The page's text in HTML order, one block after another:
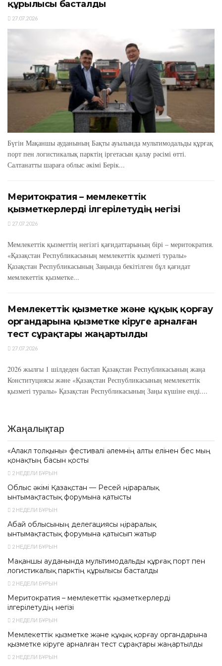
құрылысы басталды
27.07.2026
Бүгін Мақаншы ауданының Бақты ауылында мультимодальды құрғақ
порт пен логистикалық парктің іргетасын қалау рәсімі өтті.
Салтанатты шараға облыс әкімі Берік...
Меритократия – мемлекеттік
қызметкерлерді ілгерілетудің негізі
27.07.2026
Мемлекеттік қызметтің негізгі қағидаттарының бірі – меритократия.
«Қазақстан Республикасының мемлекеттік қызметі туралы»
Қазақстан Республикасының Заңында бекітілген бұл қағидат
мемлекеттік қызметке...
Мемлекеттік қызметке және құқық қорғау
органдарына қызметке кіруге арналған
тест сұрақтары жаңартылды
27.07.2026
2026 жылғы 1 шілдеден бастап Қазақстан Республикасының жаңа
Конституциясы және «Қазақстан Республикасының мемлекеттік
қызметі туралы» Қазақстан Республикасының Заңы күшіне енді....
Жаңалықтар
«Алакөл толқыны» фестивалі әлемнің алты елінен бес мың
қонақтың басын қосты
2 НЕДЕЛИ БҰРЫН
Облыс әкімі Қазақстан — Ресей өңіраралық
ынтымақтастық форумына қатысты
2 НЕДЕЛИ БҰРЫН
Абай облысының делегациясы өңіраралық
ынтымақтастық форумына қатысып жатыр
2 НЕДЕЛИ БҰРЫН
Мақаншы ауданында мультимодальды құрғақ порт пен
логистикалық парктің құрылысы басталды
2 НЕДЕЛИ БҰРЫН
Меритократия – мемлекеттік қызметкерлерді
ілгерілетудің негізі
2 НЕДЕЛИ БҰРЫН
Мемлекеттік қызметке және құқық қорғау органдарына
қызметке кіруге арналған тест сұрақтары жаңартылды
2 НЕДЕЛИ БҰРЫН